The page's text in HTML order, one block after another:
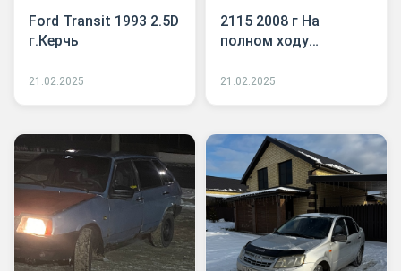
Ford Transit 1993 2.5D
г.Керчь
21.02.2025
2115 2008 г На
полном ходу
без
21.02.2025